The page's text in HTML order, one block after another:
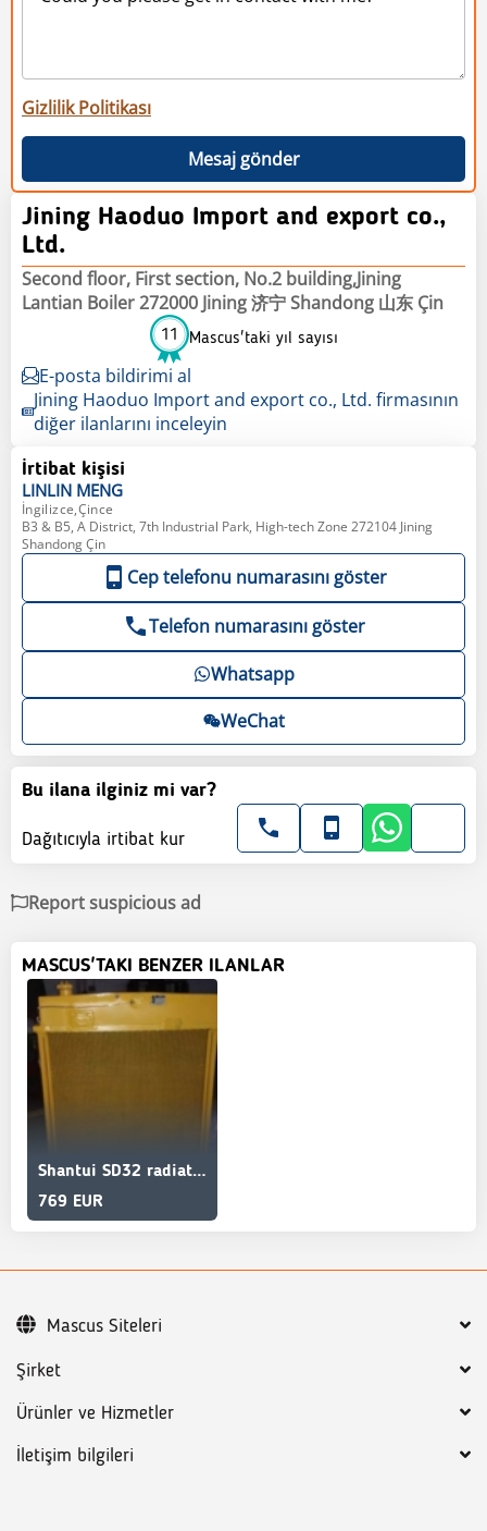
Gizlilik Politikası
Mesaj gönder
Jining Haoduo Import and export co.,
Ltd.
Second floor, First section, No.2 building,Jining
Lantian Boiler 272000 Jining 济宁 Shandong 山东 Çin
11 Mascus'taki yıl sayısı
E-posta bildirimi al
Jining Haoduo Import and export co., Ltd. firmasının
diğer ilanlarını inceleyin
İrtibat kişisi
LINLIN MENG
İngilizce,Çince
B3 & B5, A District, 7th Industrial Park, High-tech Zone 272104 Jining
Shandong Çin
Cep telefonu numarasını göster
Telefon numarasını göster
Whatsapp
WeChat
Bu ilana ilginiz mi var?
Dağıtıcıyla irtibat kur
Report suspicious ad
MASCUS'TAKI BENZER ILANLAR
Shantui SD32 radiator 175-03-00295
769 EUR
Şirket
Ürünler ve Hizmetler
İletişim bilgileri
Mascus Siteleri